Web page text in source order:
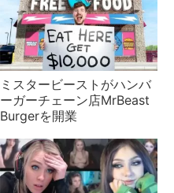
ミスタービーストがハンバ
ーガーチェーン店MrBeast
Burgerを開業